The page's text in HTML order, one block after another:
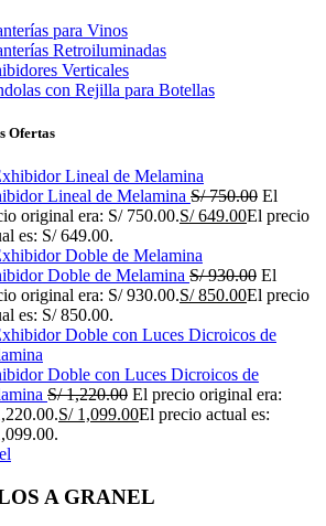
para Vinos
Retroiluminadas
Verticales
con Rejilla para Botellas
Ofertas
Lineal de Melamina S/750.00 El
original era: S/ 750.00.S/649.00El precio
es: S/ 649.00.
Doble de Melamina S/930.00 El
original era: S/ 930.00.S/850.00El precio
es: S/ 850.00.
Doble con Luces Dicroicos de
S/1,220.00 El precio original era:
S/1,099.00El precio actual es:
A GRANEL